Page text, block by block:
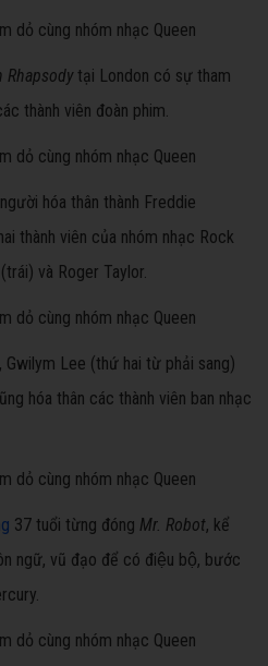
Rhapsodytại London có sự tham
thành viên đoàn phim.
hóa thân thành Freddie
thành viên của nhóm nhạc Rock
và Roger Taylor.
Gwilym Lee (thứ hai từ phải sang)
hóa thân các thành viên ban nhạc
37 tuổi từng đóng Mr. Robot, kể
ngữ, vũ đạo để có điệu bộ, bước